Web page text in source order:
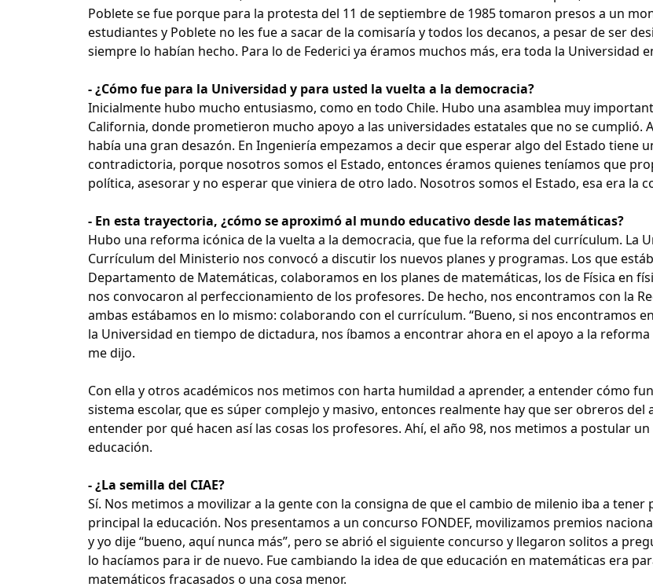
Poblete se fue porque para la protesta del 11 de septiembre de 1985 tomaron presos a un
estudiantes y Poblete no les fue a sacar de la comisaría y todos los decanos, a pesar de ser
siempre lo habían hecho. Para lo de Federici ya éramos muchos más, era toda la Universidad
- ¿Cómo fue para la Universidad y para usted la vuelta a la democracia?
Inicialmente hubo mucho entusiasmo, como en todo Chile. Hubo una asamblea muy
California, donde prometieron mucho apoyo a las universidades estatales que no se cumplió.
había una gran desazón. En Ingeniería empezamos a decir que esperar algo del Estado tiene
contradictoria, porque nosotros somos el Estado, entonces éramos quienes teníamos que
política, asesorar y no esperar que viniera de otro lado. Nosotros somos el Estado, esa era la
- En esta trayectoria, ¿cómo se aproximó al mundo educativo desde las matemáticas?
Hubo una reforma icónica de la vuelta a la democracia, que fue la reforma del currículum. La
Currículum del Ministerio nos convocó a discutir los nuevos planes y programas. Los que
Departamento de Matemáticas, colaboramos en los planes de matemáticas, los de Física en
nos convocaron al perfeccionamiento de los profesores. De hecho, nos encontramos con la
ambas estábamos en lo mismo: colaborando con el currículum. “Bueno, si nos encontramos
la Universidad en tiempo de dictadura, nos íbamos a encontrar ahora en el apoyo a la reforma
me dijo.
Con ella y otros académicos nos metimos con harta humildad a aprender, a entender cómo
sistema escolar, que es súper complejo y masivo, entonces realmente hay que ser obreros del
entender por qué hacen así las cosas los profesores. Ahí, el año 98, nos metimos a postular
educación.
- ¿La semilla del CIAE?
Sí. Nos metimos a movilizar a la gente con la consigna de que el cambio de milenio iba a tener
principal la educación. Nos presentamos a un concurso FONDEF, movilizamos premios
y yo dije “bueno, aquí nunca más”, pero se abrió el siguiente concurso y llegaron solitos a
lo hacíamos para ir de nuevo. Fue cambiando la idea de que educación en matemáticas era
matemáticos fracasados o una cosa menor.